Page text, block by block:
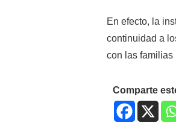
En efecto, la
continuidad a
con las familias
Comparte